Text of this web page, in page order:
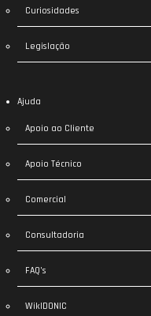
Curiosidades
Legislação
Ajuda
Apoio ao Cliente
Apoio Técnico
Comercial
Consultadoria
FAQ’s
WikIDONIC